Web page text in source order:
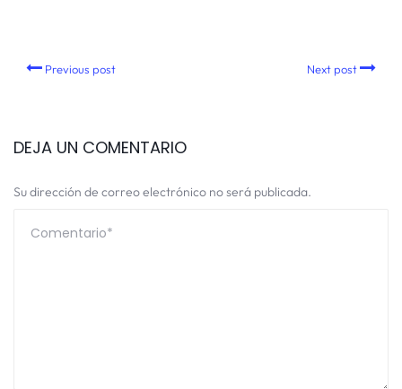
Previous post Next post
DEJA UN COMENTARIO
Su dirección de correo electrónico no será publicada.